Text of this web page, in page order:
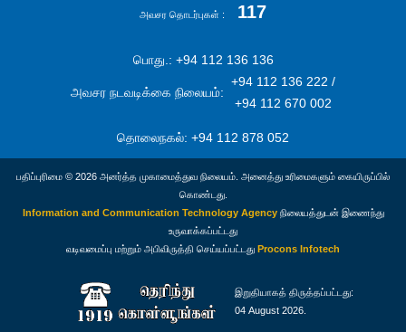
அவசர தொடர்புகள் 117
பொது.: +94 112 136 136
அவசர நடவடிக்கை நிலையம்:
+94 112 136 222 /
+94 112 670 002
தொலைநகல்: +94 112 878 052
பதிப்புரிமை © 2026 அனர்த்த முகாமைத்துவ நிலையம். அனைத்து உரிமைகளும் கையிருப்பில்
கொண்டது.
Information and Communication Technology Agencyநிலையத்துடன் இணைந்து
உருவாக்கப்பட்டது
வடிவமைப்பு மற்றும் அபிவிருத்தி செய்யப்பட்டது Procons Infotech
இறுதியாகத் திருத்தப்பட்டது:
04 August 2026.